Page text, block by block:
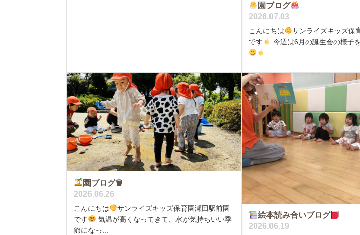
園ブログ
2026.07.03
こんにちは
サンライズキッズ保
です
今週は6月の誕生会の様子
園ブログ🪣
2026.06.26
こんにちは
サンライズキッズ保育園瀬田駅前園
です
気温が高くなってきて、水が気持ちいい季
節になっ...
絵本読み合いブログ
2026.06.19